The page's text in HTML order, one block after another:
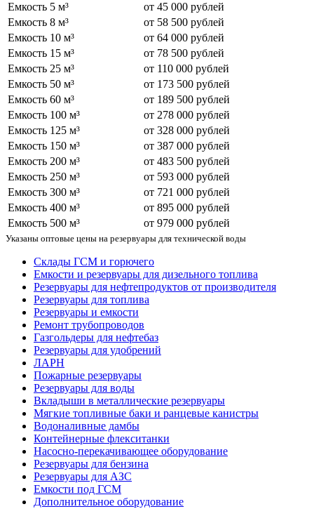
Емкость 5 м³
от 45 000 рублей
Емкость 8 м³
от 58 500 рублей
Емкость 10 м³
от 64 000 рублей
Емкость 15 м³
от 78 500 рублей
Емкость 25 м³
от 110 000 рублей
Емкость 50 м³
от 173 500 рублей
Емкость 60 м³
от 189 500 рублей
Емкость 100 м³
от 278 000 рублей
Емкость 125 м³
от 328 000 рублей
Емкость 150 м³
от 387 000 рублей
Емкость 200 м³
от 483 500 рублей
Емкость 250 м³
от 593 000 рублей
Емкость 300 м³
от 721 000 рублей
Емкость 400 м³
от 895 000 рублей
Емкость 500 м³
от 979 000 рублей
Указаны оптовые цены на резервуары для технической воды
Склады ГСМ и горючего
Емкости и резервуары для дизельного топлива
Резервуары для нефтепродуктов от производителя
Резервуары для топлива
Резервуары и емкости
Ремонт трубопроводов
Газгольдеры для нефтебаз
Резервуары для удобрений
ЛАРН
Пожарные резервуары
Резервуары для воды
Вкладыши в металлические резервуары
Мягкие топливные баки и ранцевые канистры
Водоналивные дамбы
Контейнерные флекситанки
Насосно-перекачивающее оборудование
Резервуары для бензина
Резервуары для АЗС
Емкости под ГСМ
Дополнительное оборудование